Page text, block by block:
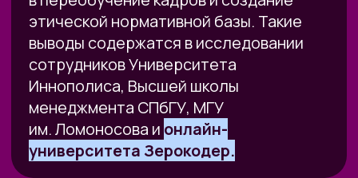
11 АВГУСТА 13:00 МСК
ОТКРЫТЫЙ УРОК